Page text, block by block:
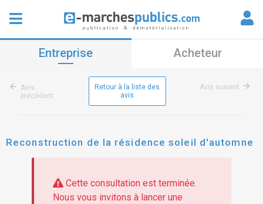
Entreprise Acheteur
Avis
précédent
Retour à la liste des
avis
Avis suivant
Reconstruction de la résidence soleil d'automne
Cette consultation est terminée.
Nous vous invitons à lancer une